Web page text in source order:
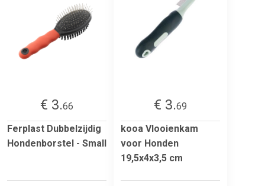
€ 3.66
Ferplast Dubbelzijdig
Hondenborstel - Small
€ 3.69
kooa Vlooienkam
voor Honden
19,5x4x3,5 cm